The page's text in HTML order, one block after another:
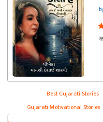
Best Gujarati Stories
Gujarati Motivational Stories